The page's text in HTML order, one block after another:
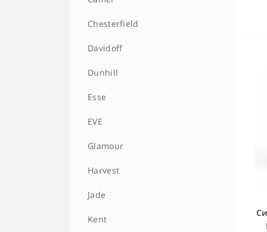
HQD MEGA
HQD MELO
HQD MINI
HQD NOVA
HQD ROSY
HQD STARK
HQD Super
HQD ULTRA STICK
HQD V2
Chesterfield
Davidoff
Dunhill
Esse
EVE
Glamour
Harvest
Jade
Kent